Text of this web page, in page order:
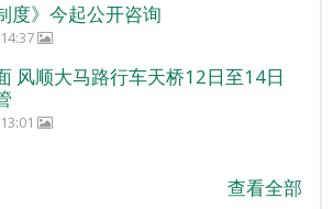
度》今起公开咨询
风顺大马路行车天桥12日至14日
查看全部